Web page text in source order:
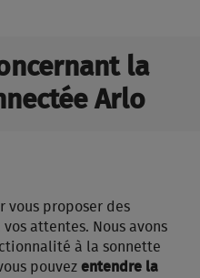
la
Arlo
vous proposer des
attentes. Nous avons
à la sonnette
pouvez entendre la